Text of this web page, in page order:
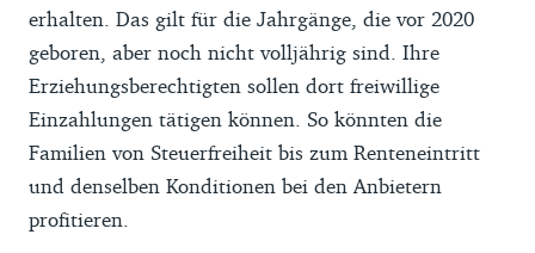
erhalten. Das gilt für die Jahrgänge, die vor 2020
geboren, aber noch nicht volljährig sind. Ihre
Erziehungsberechtigten sollen dort freiwillige
Einzahlungen tätigen können. So könnten die
Familien von Steuerfreiheit bis zum Renteneintritt
und denselben Konditionen bei den Anbietern
profitieren.